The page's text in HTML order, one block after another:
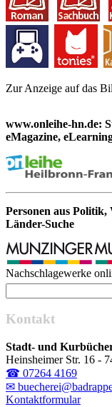
Zur Anzeige auf das
www.onleihe-hn.de:
eMagazine,
Personen aus
Länder-Suche
Nachschlagewerke
Kontakt
Stadt- und
Heinsheimer Str. 16 -
☎ 07264 4169
✉
Kontaktformular